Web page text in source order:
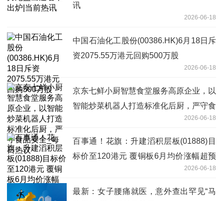
讯
2026-06-18
中国石油化工股份(00386.HK)6月18日斥
资2075.55万港元回购500万股
2026-06-18
京东七鲜小厨智慧食堂服务高原企业，以
智能炒菜机器人打造标准化后厨，严守食
2026-06-18
百事通！花旗：升建滔积层板(01888)目
标价至120港元 覆铜板6月均价涨幅超预
2026-06-18
最新：女子腰痛就医，意外查出罕见“马